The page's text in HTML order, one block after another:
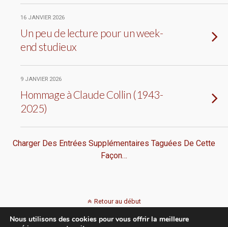
16 JANVIER 2026
Un peu de lecture pour un week-
end studieux
9 JANVIER 2026
Hommage à Claude Collin (1943-
2025)
Charger Des Entrées Supplémentaires Taguées De Cette
Façon…
Retour au début
Nous utilisons des cookies pour vous offrir la meilleure